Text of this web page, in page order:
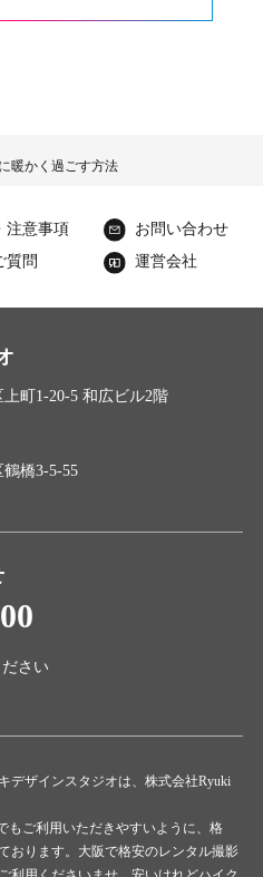
暖かく過ごす方法
注意事項
質問
お問い合わせ
運営会社
町1-20-5 和広ビル2階
橋3-5-55
さい
デザインスタジオは、株式会社Ryuki
もご利用いただきやすいように、格
おります。大阪で格安のレンタル撮影